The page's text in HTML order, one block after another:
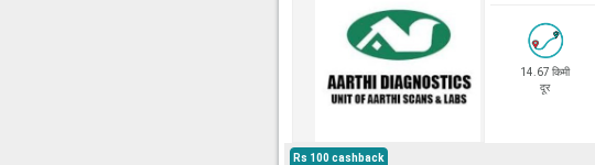
14.67 किमी
दूर
Rs 100 cashback